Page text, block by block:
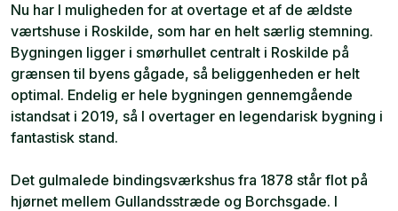
Nu har I muligheden for at overtage et af de ældste
værtshuse i Roskilde, som har en helt særlig stemning.
Bygningen ligger i smørhullet centralt i Roskilde på
grænsen til byens gågade, så beliggenheden er helt
optimal. Endelig er hele bygningen gennemgående
istandsat i 2019, så I overtager en legendarisk bygning i
fantastisk stand.
Det gulmalede bindingsværkshus fra 1878 står flot på
hjørnet mellem Gullandsstræde og Borchsgade. I